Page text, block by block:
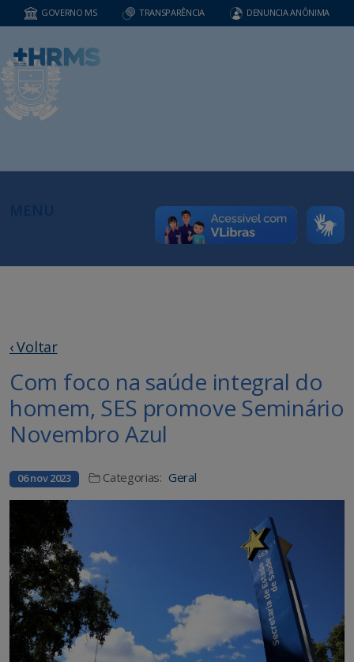
GOVERNO MS TRANSPARÊNCIA DENUNCIA ANÔNIMA
‹ Voltar
​​​​​Com foco na saúde integral do
homem, SES promove Seminário
Novembro Azul
06 nov 2023 Categorias: Geral